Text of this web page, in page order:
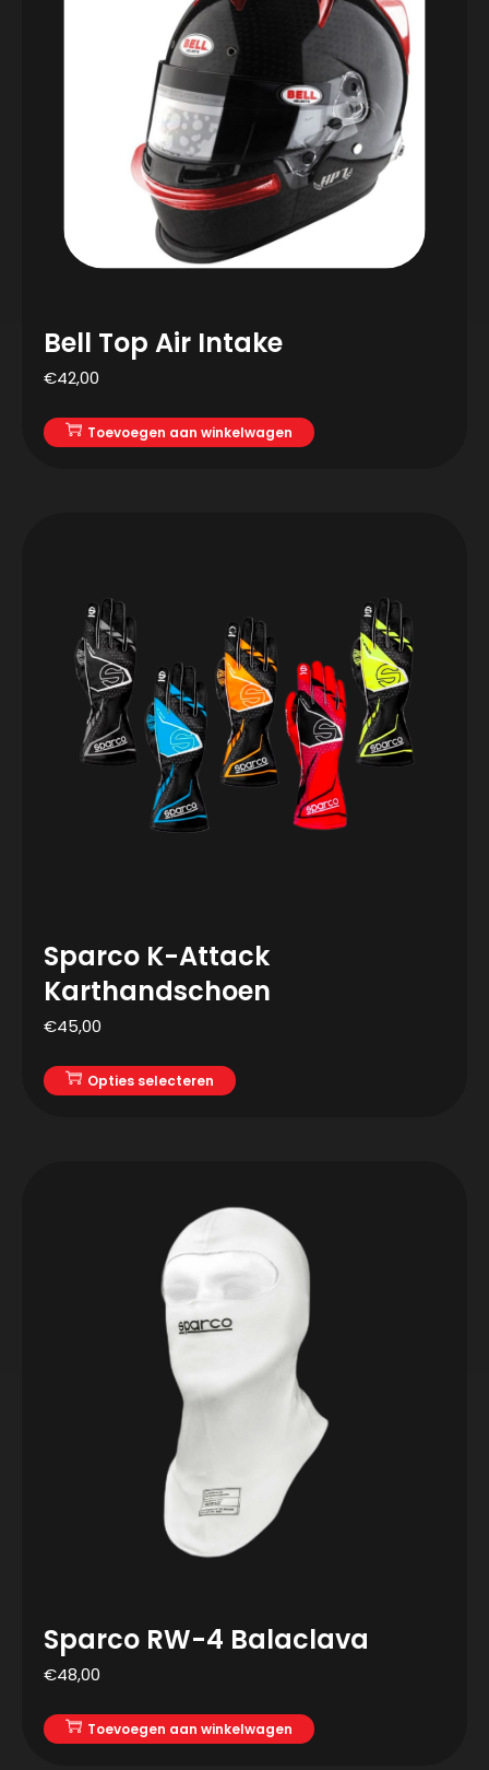
Bell Top Air Intake
€42,00
Toevoegen aan winkelwagen
Sparco K-Attack
Karthandschoen
€45,00
Opties selecteren
Sparco RW-4 Balaclava
€48,00
Toevoegen aan winkelwagen